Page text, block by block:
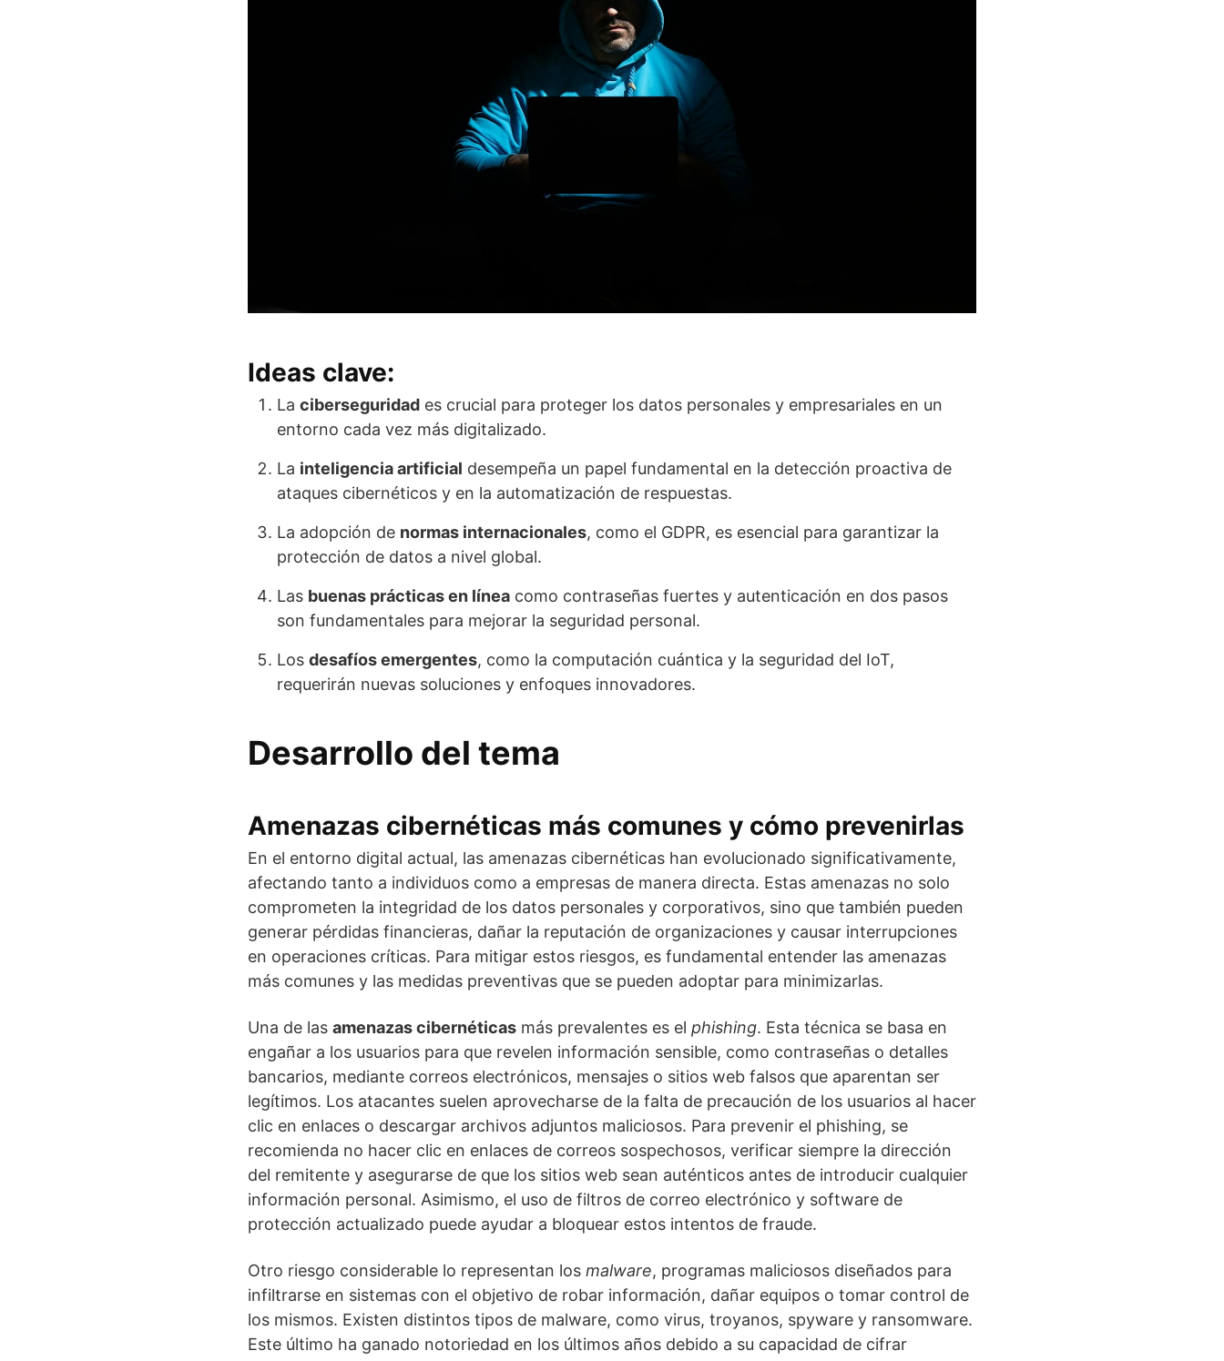
Ideas clave:
La ciberseguridad es crucial para proteger los datos personales y empresariales en un
entorno cada vez más digitalizado.
La inteligencia artificial desempeña un papel fundamental en la detección proactiva de
ataques cibernéticos y en la automatización de respuestas.
La adopción de normas internacionales, como el GDPR, es esencial para garantizar la
protección de datos a nivel global.
Las buenas prácticas en línea como contraseñas fuertes y autenticación en dos pasos
son fundamentales para mejorar la seguridad personal.
Los desafíos emergentes, como la computación cuántica y la seguridad del IoT,
requerirán nuevas soluciones y enfoques innovadores.
Desarrollo del tema
Amenazas cibernéticas más comunes y cómo prevenirlas
En el entorno digital actual, las amenazas cibernéticas han evolucionado significativamente,
afectando tanto a individuos como a empresas de manera directa. Estas amenazas no solo
comprometen la integridad de los datos personales y corporativos, sino que también pueden
generar pérdidas financieras, dañar la reputación de organizaciones y causar interrupciones
en operaciones críticas. Para mitigar estos riesgos, es fundamental entender las amenazas
más comunes y las medidas preventivas que se pueden adoptar para minimizarlas.
Una de las amenazas cibernéticas más prevalentes es el phishing. Esta técnica se basa en
engañar a los usuarios para que revelen información sensible, como contraseñas o detalles
bancarios, mediante correos electrónicos, mensajes o sitios web falsos que aparentan ser
legítimos. Los atacantes suelen aprovecharse de la falta de precaución de los usuarios al hacer
clic en enlaces o descargar archivos adjuntos maliciosos. Para prevenir el phishing, se
recomienda no hacer clic en enlaces de correos sospechosos, verificar siempre la dirección
del remitente y asegurarse de que los sitios web sean auténticos antes de introducir cualquier
información personal. Asimismo, el uso de filtros de correo electrónico y software de
protección actualizado puede ayudar a bloquear estos intentos de fraude.
Otro riesgo considerable lo representan los malware, programas maliciosos diseñados para
infiltrarse en sistemas con el objetivo de robar información, dañar equipos o tomar control de
los mismos. Existen distintos tipos de malware, como virus, troyanos, spyware y ransomware.
Este último ha ganado notoriedad en los últimos años debido a su capacidad de cifrar